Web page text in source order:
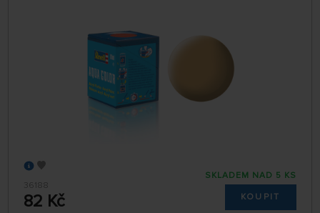
36188
82 Kč
SKLADEM NAD 5 KS
KOUPIT